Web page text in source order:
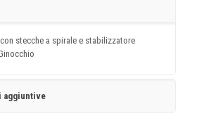
stecche a spirale e stabilizzatore
aggiuntive